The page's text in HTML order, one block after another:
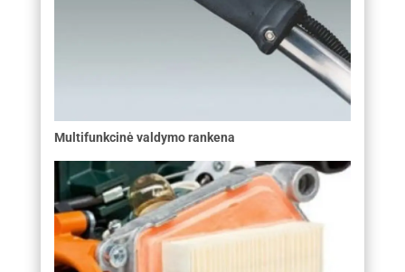
Multifunkcinė valdymo rankena